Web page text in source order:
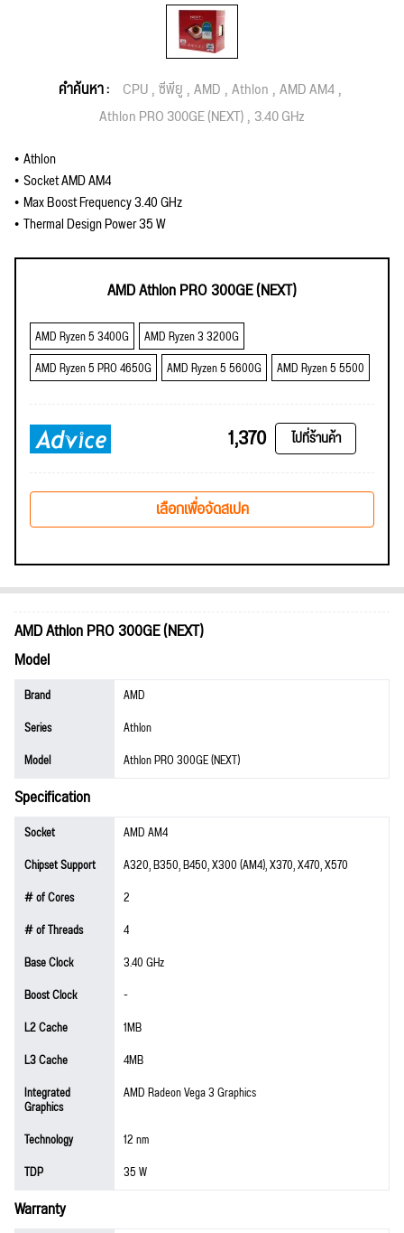
คำค้นหา : CPU ซีพียู AMD Athlon AMD AM4
Athlon PRO 300GE (NEXT) 3.40 GHz
Athlon
Socket AMD AM4
Max Boost Frequency 3.40 GHz
Thermal Design Power 35 W
AMD Athlon PRO 300GE (NEXT)
AMD Ryzen 5 3400G
AMD Ryzen 3 3200G
AMD Ryzen 5 PRO 4650G
AMD Ryzen 5 5600G AMD Ryzen 5 5500
1,370 ไปที่ร้านค้า
เลือกเพื่อจัดสเปค
AMD Athlon PRO 300GE (NEXT)
Model
Brand
AMD
Series
Athlon
Model
Athlon PRO 300GE (NEXT)
Specification
Socket
AMD AM4
Chipset Support
A320, B350, B450, X300 (AM4), X370, X470, X570
# of Cores
2
# of Threads
4
Base Clock
3.40 GHz
Boost Clock
-
L2 Cache
1MB
L3 Cache
4MB
Integrated
Graphics
AMD Radeon Vega 3 Graphics
Technology
12 nm
TDP
35 W
Warranty